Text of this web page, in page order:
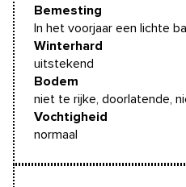
Bemesting
In het voorjaar een lichte
Winterhard
uitstekend
Bodem
niet te rijke, doorlatende,
Vochtigheid
normaal